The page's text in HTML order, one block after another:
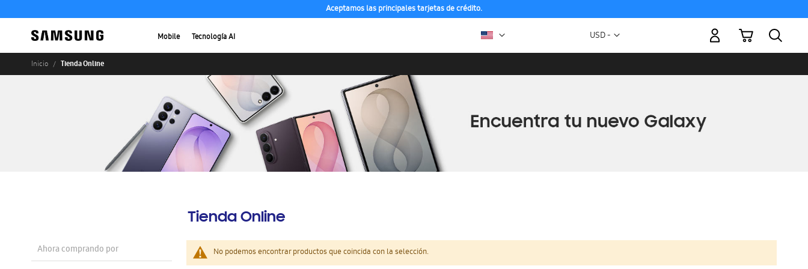
Aceptamos las principales tarjetas de crédito.
Mobile Tecnología AI Moneda
USD -
Mi carrito
Inicio Tienda Online
Tienda Online
No podemos encontrar productos que coincida con la selección.
Ahora comprando por